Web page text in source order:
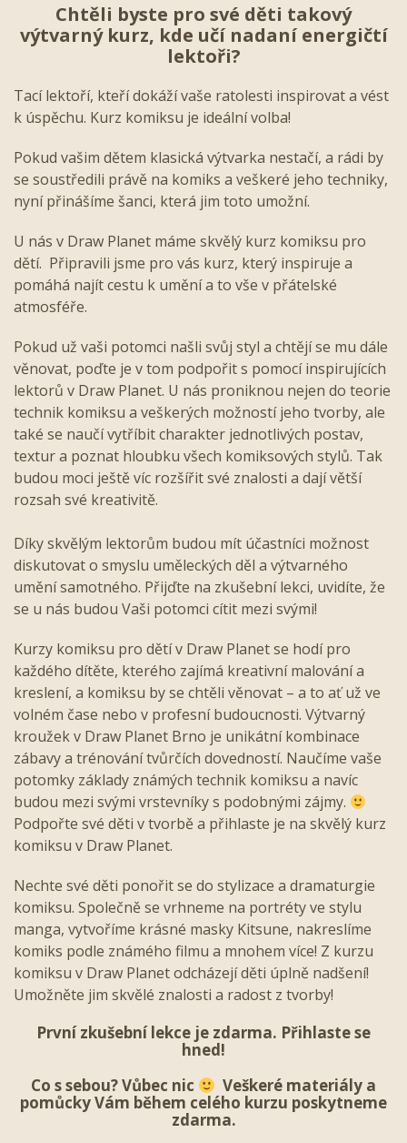
Chtěli byste pro své děti takový
výtvarný kurz, kde učí nadaní energičtí
lektoři?
Tací lektoří, kteří dokáží vaše ratolesti inspirovat a vést
k úspěchu. Kurz komiksu je ideální volba!
Pokud vašim dětem klasická výtvarka nestačí, a rádi by
se soustředili právě na komiks a veškeré jeho techniky,
nyní přinášíme šanci, která jim toto umožní.
U nás v Draw Planet máme skvělý kurz komiksu pro
dětí. Připravili jsme pro vás kurz, který inspiruje a
pomáhá najít cestu k umění a to vše v přátelské
atmosféře.
Pokud už vaši potomci našli svůj styl a chtějí se mu dále
věnovat, poďte je v tom podpořit s pomocí inspirujících
lektorů v Draw Planet. U nás proniknou nejen do teorie
technik komiksu a veškerých možností jeho tvorby, ale
také se naučí vytříbit charakter jednotlivých postav,
textur a poznat hloubku všech komiksových stylů. Tak
budou moci ještě víc rozšířit své znalosti a dají větší
rozsah své kreativitě.
Díky skvělým lektorům budou mít účastníci možnost
diskutovat o smyslu uměleckých děl a výtvarného
umění samotného. Přijďte na zkušební lekci, uvidíte, že
se u nás budou Vaši potomci cítit mezi svými!
Kurzy komiksu pro dětí v Draw Planet se hodí pro
každého dítěte, kterého zajímá kreativní malování a
kreslení, a komiksu by se chtěli věnovat – a to ať už ve
volném čase nebo v profesní budoucnosti. Výtvarný
kroužek v Draw Planet Brno je unikátní kombinace
zábavy a trénování tvůrčích dovedností. Naučíme vaše
potomky základy známých technik komiksu a navíc
budou mezi svými vrstevníky s podobnými zájmy.
Podpořte své děti v tvorbě a přihlaste je na skvělý kurz
komiksu v Draw Planet.
Nechte své děti ponořit se do stylizace a dramaturgie
komiksu. Společně se vrhneme na portréty ve stylu
manga, vytvoříme krásné masky Kitsune, nakreslíme
komiks podle známého filmu a mnohem více! Z kurzu
komiksu v Draw Planet odcházejí děti úplně nadšení!
Umožněte jim skvělé znalosti a radost z tvorby!
První zkušební lekce je zdarma. Přihlaste se
hned!
Co s sebou? Vůbec nic
Veškeré materiály a
pomůcky Vám během celého kurzu poskytneme
zdarma.